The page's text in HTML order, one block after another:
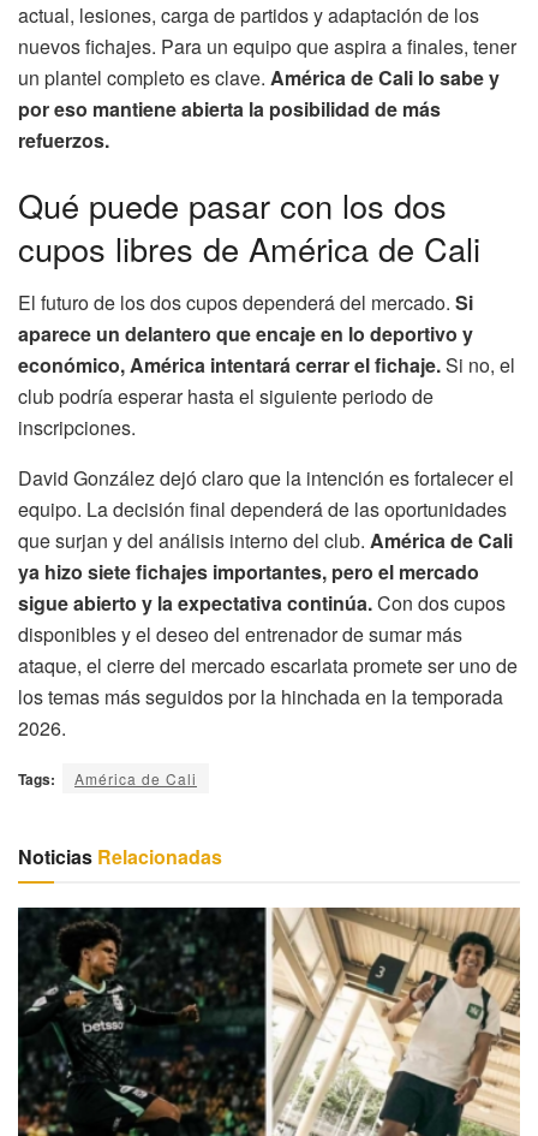
actual, lesiones, carga de partidos y adaptación de los
nuevos fichajes. Para un equipo que aspira a finales, tener
un plantel completo es clave. América de Cali lo sabe y
por eso mantiene abierta la posibilidad de más
refuerzos.
Qué puede pasar con los dos
cupos libres de América de Cali
El futuro de los dos cupos dependerá del mercado. Si
aparece un delantero que encaje en lo deportivo y
económico, América intentará cerrar el fichaje.Si no, el
club podría esperar hasta el siguiente periodo de
inscripciones.
David González dejó claro que la intención es fortalecer el
equipo. La decisión final dependerá de las oportunidades
que surjan y del análisis interno del club. América de Cali
ya hizo siete fichajes importantes, pero el mercado
sigue abierto y la expectativa continúa.Con dos cupos
disponibles y el deseo del entrenador de sumar más
ataque, el cierre del mercado escarlata promete ser uno de
los temas más seguidos por la hinchada en la temporada
2026.
Tags: América de Cali
Noticias Relacionadas